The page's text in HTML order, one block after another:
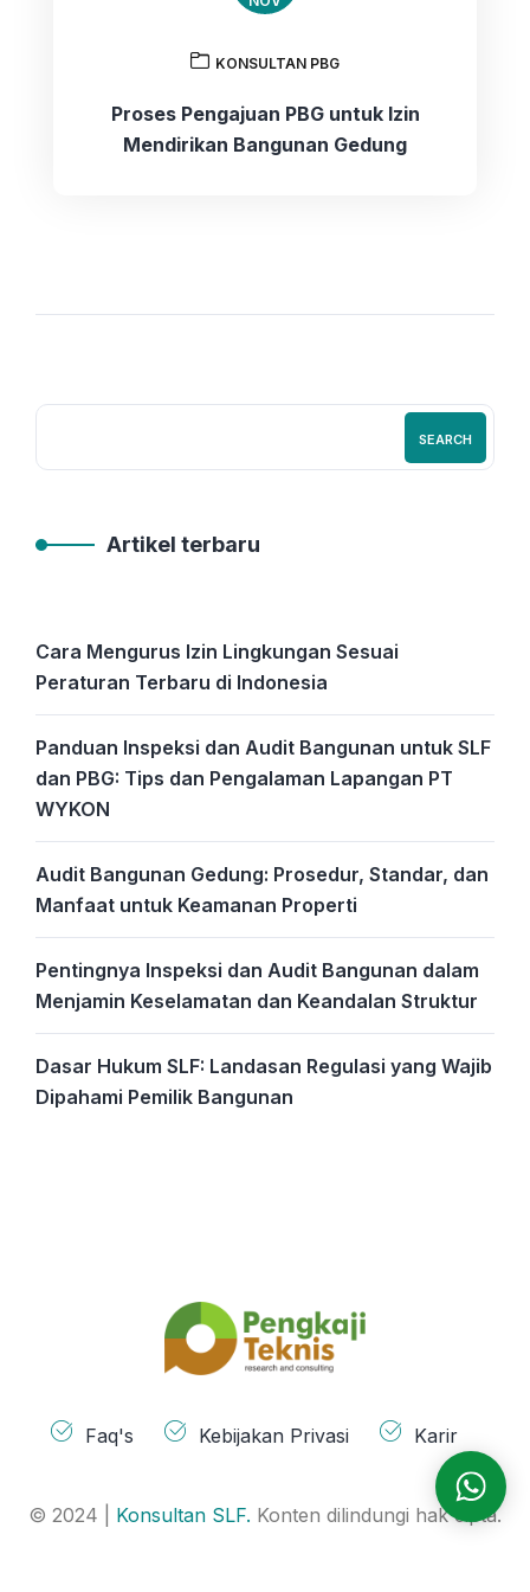
KONSULTAN PBG
Proses Pengajuan PBG untuk Izin
Mendirikan Bangunan Gedung
SEARCH
Artikel terbaru
Cara Mengurus Izin Lingkungan Sesuai
Peraturan Terbaru di Indonesia
Panduan Inspeksi dan Audit Bangunan untuk SLF
dan PBG: Tips dan Pengalaman Lapangan PT
WYKON
Audit Bangunan Gedung: Prosedur, Standar, dan
Manfaat untuk Keamanan Properti
Pentingnya Inspeksi dan Audit Bangunan dalam
Menjamin Keselamatan dan Keandalan Struktur
Dasar Hukum SLF: Landasan Regulasi yang Wajib
Dipahami Pemilik Bangunan
Faq's Kebijakan Privasi Karir
© 2024 | Konsultan SLF. Konten dilindungi hak cipta.